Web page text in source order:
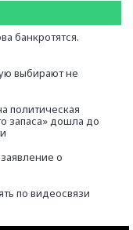
банкротятся.
выбирают не
политическая
запаса» дошла до
о
по видеосвязи